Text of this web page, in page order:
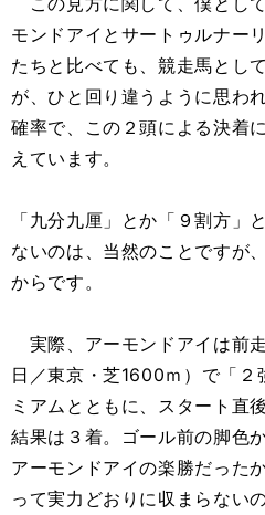
モンドアイとサートゥルナー
たちと比べても、競走馬とし
が、ひと回り違うように思わ
確率で、この２頭による決着
えています。
「九分九厘」とか「９割方」
ないのは、当然のことですが
からです。
実際、アーモンドアイは前
日／東京・芝1600ｍ）で「２
ミアムとともに、スタート直
結果は３着。ゴール前の脚色
アーモンドアイの楽勝だった
って実力どおりに収まらない